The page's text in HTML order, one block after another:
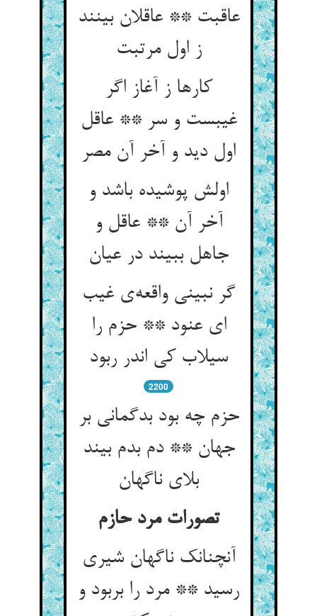
عاقبت ** عاقلان بینند
ز اول مرتبت
کارها ز آغاز اگر
غیبست و سر ** عاقل
اول دید و آخر آن مصر
اولش پوشیده باشد و
آخر آن ** عاقل و
جاهل ببیند در عیان
گر نبینی واقعه‌ی غیب
ای عنود ** حزم را
سیلاب کی اندر ربود
2200
حزم چه بود بدگمانی بر
جهان ** دم بدم بیند
بلای ناگهان
تصورات مرد حازم
آنچنانک ناگهان شیری
رسید ** مرد را بربود و